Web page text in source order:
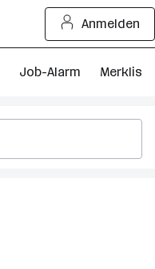
Anmelden
Job-Alarm Merkliste